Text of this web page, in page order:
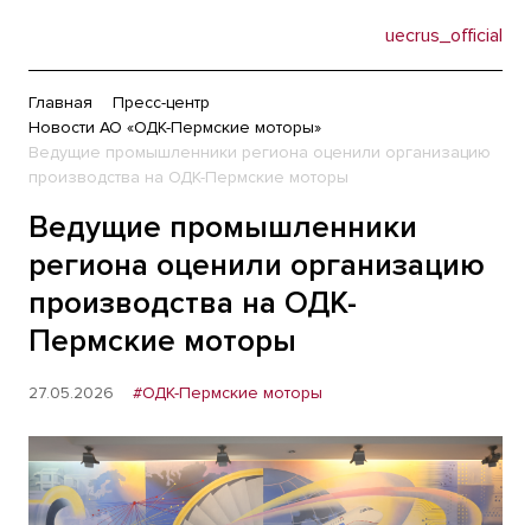
uecrus_official
Главная
Пресс-центр
Новости АО «ОДК-Пермские моторы»
Ведущие промышленники региона оценили организацию
производства на ОДК-Пермские моторы
Ведущие промышленники
региона оценили организацию
производства на ОДК-
Пермские моторы
27.05.2026 #ОДК-Пермские моторы